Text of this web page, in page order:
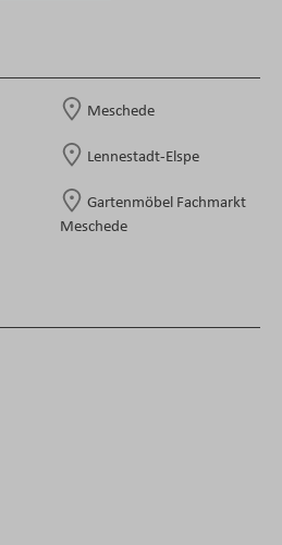
Meschede
Lennestadt-Elspe
Gartenmöbel Fachmarkt
Meschede